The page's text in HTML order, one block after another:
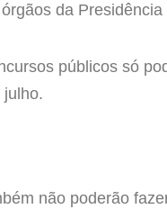
da
públicos só
julho.
não poderão